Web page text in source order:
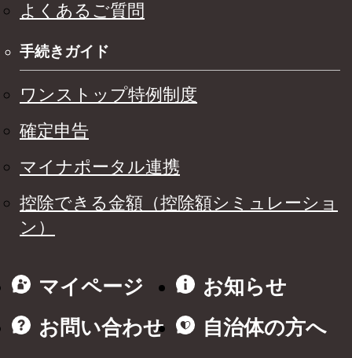
よくあるご質問
手続きガイド
ワンストップ特例制度
確定申告
マイナポータル連携
控除できる金額（控除額シミュレーショ
ン）
マイページ
お知らせ
お問い合わせ
自治体の方へ